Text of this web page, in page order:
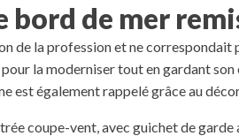
bord de mer
de la profession et ne
la moderniser tout en gardant
est également rappelé grâce au
coupe-vent, avec guichet de